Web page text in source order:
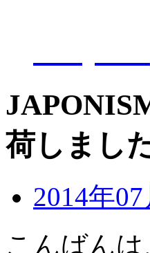
荷しまし
2014年
こんばん